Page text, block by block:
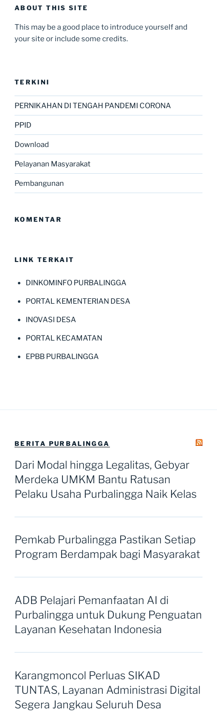
ABOUT THIS SITE
This may be a good place to introduce yourself and
your site or include some credits.
TERKINI
PERNIKAHAN DI TENGAH PANDEMI CORONA
PPID
Download
Pelayanan Masyarakat
Pembangunan
KOMENTAR
LINK TERKAIT
DINKOMINFO PURBALINGGA
PORTAL KEMENTERIAN DESA
INOVASI DESA
PORTAL KECAMATAN
EPBB PURBALINGGA
BERITA PURBALINGGA
Dari Modal hingga Legalitas, Gebyar
Merdeka UMKM Bantu Ratusan
Pelaku Usaha Purbalingga Naik Kelas
Pemkab Purbalingga Pastikan Setiap
Program Berdampak bagi Masyarakat
ADB Pelajari Pemanfaatan AI di
Purbalingga untuk Dukung Penguatan
Layanan Kesehatan Indonesia
Karangmoncol Perluas SIKAD
TUNTAS, Layanan Administrasi Digital
Segera Jangkau Seluruh Desa